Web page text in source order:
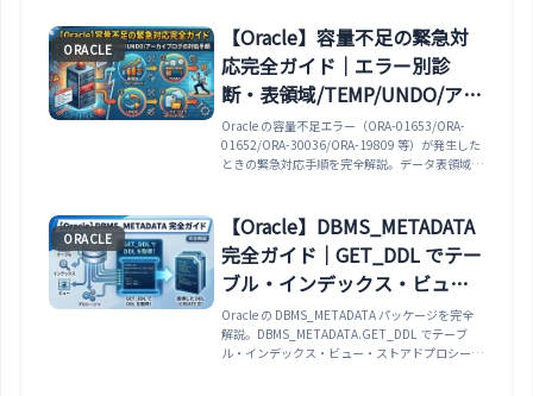
の確認方法・SPFILE と PFILE の相互変換・
V$SPPARAMETER で SPFILE 内容を確認する方法
まで実例で解説します。
ORACLE
【Oracle】容量不足の緊急対
応完全ガイド｜エラー別診
断・表領域/TEMP/UNDO/アー
カイブログの対処手順
Oracle の容量不足エラー（ORA-01653/ORA-
01652/ORA-30036/ORA-19809 等）が発生した
ときの緊急対応手順を完全解説。データ表領域・
恒久対策のフローを体系的にまとめました。
ORACLE
【Oracle】DBMS_METADATA
完全ガイド｜GET_DDL でテー
ブル・インデックス・ビュ
ー・プロシージャの DDL を取
得する方法まで解説
Oracle の DBMS_METADATA パッケージを完全
解説。DBMS_METADATA.GET_DDL でテーブ
ル・インデックス・ビュー・ストアドプロシージ